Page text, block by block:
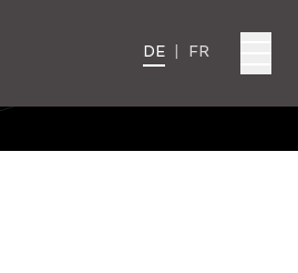
DE FR